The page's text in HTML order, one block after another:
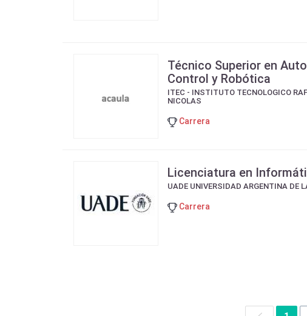
Técnico Superior en
Control y Robótica
ITEC - INSTITUTO TECNOLOGICO
NICOLAS
Carrera
Licenciatura en
UADE UNIVERSIDAD ARGENTINA DE
Carrera